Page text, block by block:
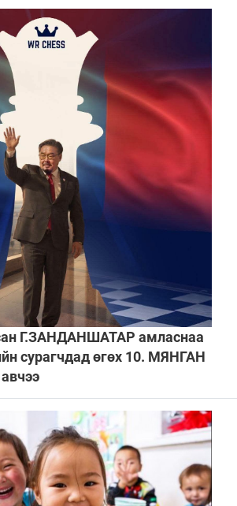
Г.ЗАНДАНШАТАР амласнаа
сурагчдад өгөх 10. МЯНГАН